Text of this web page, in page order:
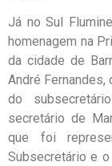
Já no Sul
homenagem na
da cidade de
André Fernandes,
do
secretário de
que foi
Subsecretário e